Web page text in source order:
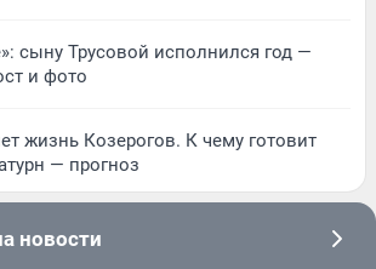
сыну Трусовой исполнился год —
и фото
жизнь Козерогов. К чему готовит
— прогноз
новости